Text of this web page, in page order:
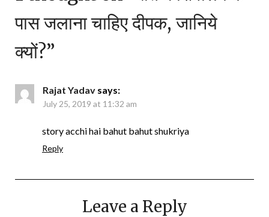
पास जलाना चाहिए दीपक, जानिये
क्यों?”
Rajat Yadav says:
July 25, 2019 at 11:32 am
story acchi hai bahut bahut shukriya
Reply
Leave a Reply